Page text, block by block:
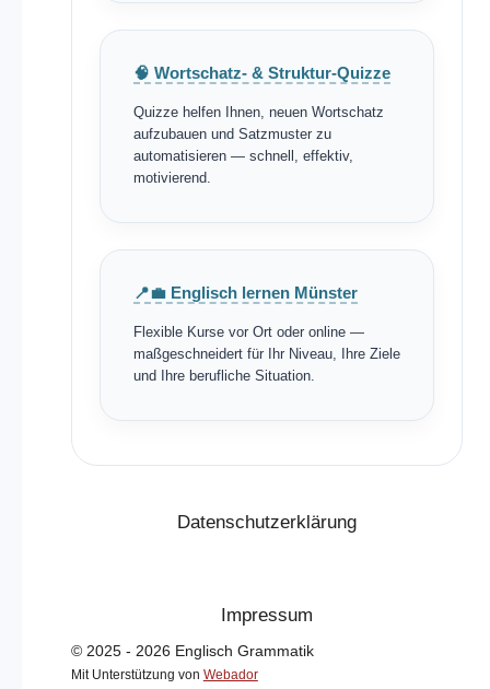
🧠 Wortschatz- & Struktur-Quizze
Quizze helfen Ihnen, neuen Wortschatz
aufzubauen und Satzmuster zu
automatisieren — schnell, effektiv,
motivierend.
📍💼 Englisch lernen Münster
Flexible Kurse vor Ort oder online —
maßgeschneidert für Ihr Niveau, Ihre Ziele
und Ihre berufliche Situation.
Datenschutzerklärung
Impressum
© 2025 - 2026 Englisch Grammatik
Mit Unterstützung von Webador